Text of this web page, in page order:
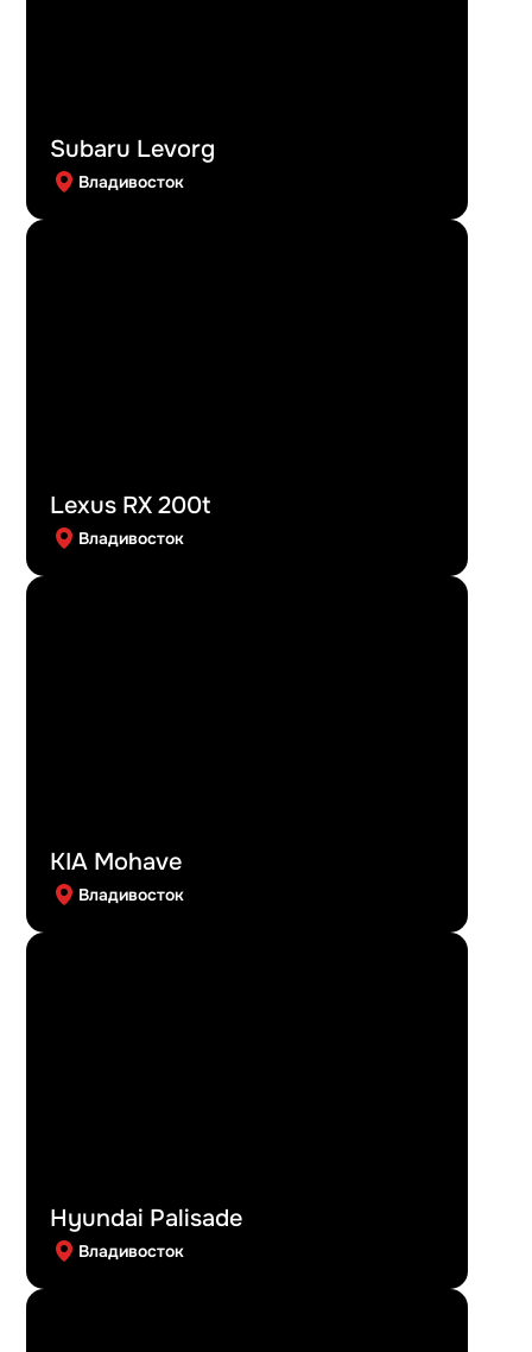
Subaru Levorg
Владивосток
Lexus RX 200t
Владивосток
KIA Mohave
Владивосток
Hyundai Palisade
Владивосток